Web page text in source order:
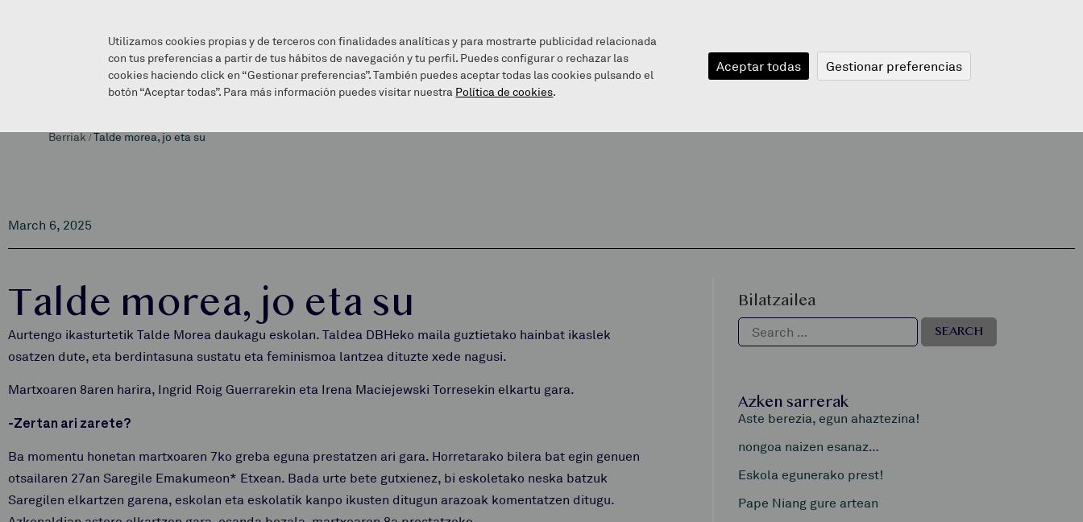
EZAGUTU GAITZAZU INFOGUNEA BALEAREN BIDEA JANGELA BLOGA BERRIAK
Berriak /Talde morea, jo eta su
March 6, 2025
Talde morea, jo eta su
Aurtengo ikasturtetik Talde Morea daukagu eskolan. Taldea DBHeko maila guztietako hainbat ikaslek
osatzen dute, eta berdintasuna sustatu eta feminismoa lantzea dituzte xede nagusi.
Martxoaren 8aren harira, Ingrid Roig Guerrarekin eta Irena Maciejewski Torresekin elkartu gara.
-Zertan ari zarete?
Ba momentu honetan martxoaren 7ko greba eguna prestatzen ari gara. Horretarako bilera bat egin genuen
otsailaren 27an Saregile Emakumeon* Etxean. Bada urte bete gutxienez, bi eskoletako neska batzuk
Saregilen elkartzen garena, eskolan eta eskolatik kanpo ikusten ditugun arazoak komentatzen ditugu.
Bilatzailea
Azken sarrerak
Aste berezia, egun ahaztezina!
nongoa naizen esanaz…
Eskola egunerako prest!
Pape Niang gure artean
Utilizamos cookies propias y de terceros con finalidades analíticas y para mostrarte publicidad relacionada
con tus preferencias a partir de tus hábitos de navegación y tu perfil. Puedes configurar o rechazar las
cookies haciendo click en “Gestionar preferencias”. También puedes aceptar todas las cookies pulsando el
botón “Aceptar todas”. Para más información puedes visitar nuestra Política de cookies.
Aceptar todas Gestionar preferencias